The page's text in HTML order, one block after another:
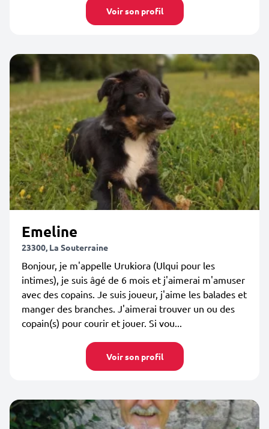
Voir son profil
Emeline
23300, La Souterraine
Bonjour, je m'appelle Urukiora (Ulqui pour les
intimes), je suis âgé de 6 mois et j'aimerai m'amuser
avec des copains. Je suis joueur, j'aime les balades et
manger des branches. J'aimerai trouver un ou des
copain(s) pour courir et jouer. Si vou...
Voir son profil